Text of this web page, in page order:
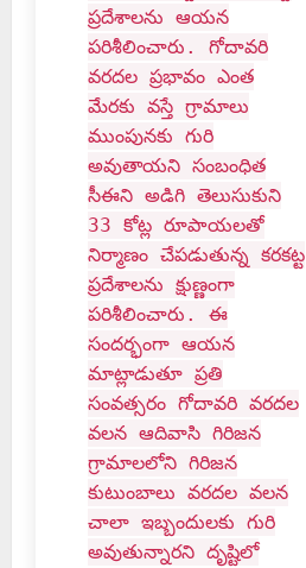
ప్రదేశాలను ఆయన
పరిశీలించారు. గోదావరి
వరదల ప్రభావం ఎంత
మేరకు వస్తే గ్రామాలు
ముంపునకు గురి
అవుతాయని సంబంధిత
సీఈని అడిగి తెలుసుకుని
33 కోట్ల రూపాయలతో
నిర్మాణం చేపడుతున్న కరకట్ట
ప్రదేశాలను క్షుణ్ణంగా
పరిశీలించారు. ఈ
సందర్భంగా ఆయన
మాట్లాడుతూ ప్రతి
సంవత్సరం గోదావరి వరదల
వలన ఆదివాసి గిరిజన
గ్రామాలలోని గిరిజన
కుటుంబాలు వరదల వలన
చాలా ఇబ్బందులకు గురి
అవుతున్నారని దృష్టిలో